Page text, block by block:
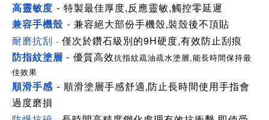
高靈敏度 - 特製最佳厚度,反應靈敏,觸控零延遲
兼容手機殼 - 兼容絕大部份手機殼,裝殼後不頂貼
耐磨抗刮 - 僅次於鑽石級別的9H硬度,有效防止刮痕
防指紋塗層 - 優質高效抗指紋疏油疏水塗層,能長時間保持最
佳效果
順滑手感 - 順滑塗層手感舒適,防止長時間使用手指會
過度磨損